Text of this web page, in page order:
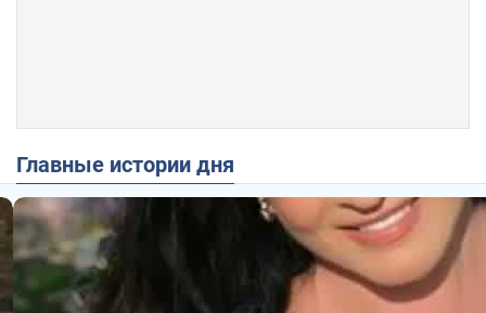
Главные истории дня